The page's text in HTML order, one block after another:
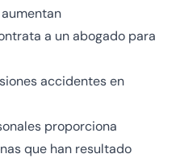
a un abogado para
accidentes en
proporciona
que han resultado